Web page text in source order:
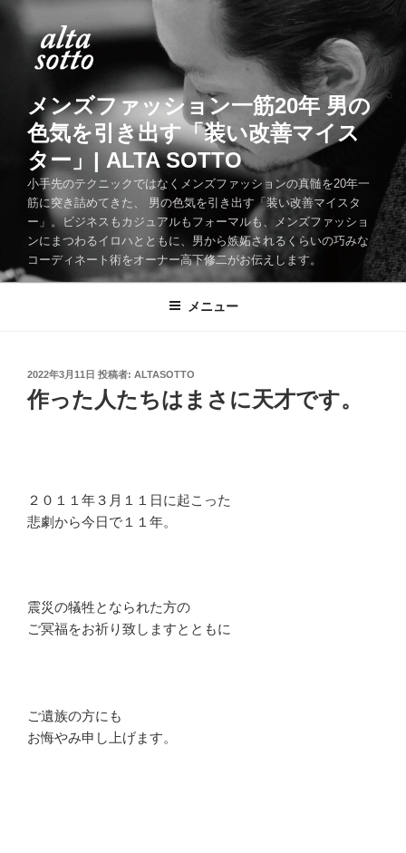
メンズファッション一筋20年 男の
色気を引き出す「装い改善マイス
ター」| ALTA SOTTO
小手先のテクニックではなくメンズファッションの真髄を20年一
筋に突き詰めてきた、 男の色気を引き出す「装い改善マイスタ
ー」。ビジネスもカジュアルもフォーマルも、メンズファッショ
ンにまつわるイロハとともに、男から嫉妬されるくらいの巧みな
コーディネート術をオーナー高下修二がお伝えします。
メニュー
投
稿
2022年3月11日 投稿者: ALTASOTTO
作った人たちはまさに天才です。
２０１１年３月１１日に起こった
悲劇から今日で１１年。
震災の犠牲となられた方の
ご冥福をお祈り致しますとともに
ご遺族の方にも
お悔やみ申し上げます。